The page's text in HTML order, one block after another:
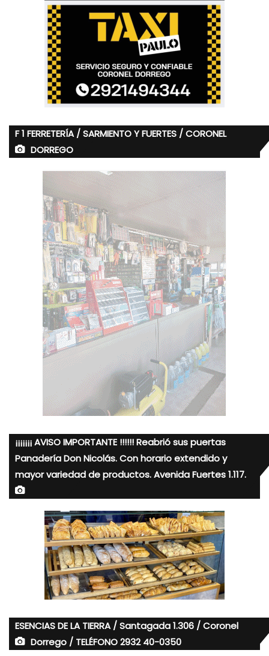
F 1 FERRETERÍA / SARMIENTO Y FUERTES / CORONEL
DORREGO
¡¡¡¡¡¡¡ AVISO IMPORTANTE !!!!!! Reabrió sus puertas
Panadería Don Nicolás. Con horario extendido y
mayor variedad de productos. Avenida Fuertes 1.117.
ESENCIAS DE LA TIERRA / Santagada 1.306 / Coronel
Dorrego / TELÉFONO 2932 40-0350